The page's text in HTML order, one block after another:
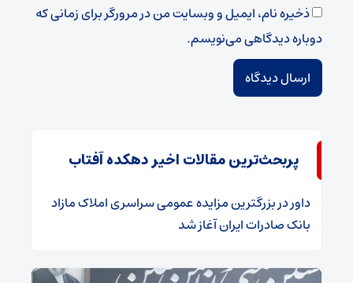
ذخیره نام، ایمیل و وبسایت من در مرورگر برای زمانی که
دوباره دیدگاهی می‌نویسم.
پربحث‌ترین مقالات اخیر دهکده آفتاب
داوردر​بزرگترین مزایده عمومی سراسری املاک مازاد
بانک صادرات ایران آغاز شد